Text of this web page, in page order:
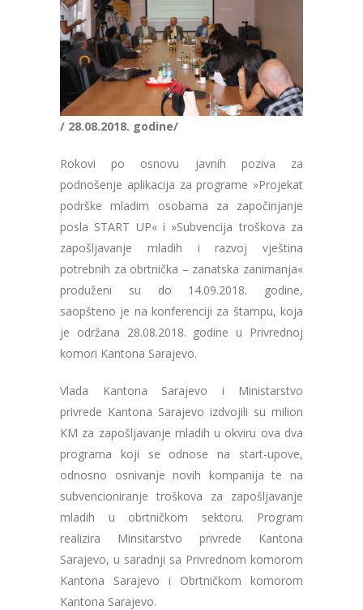
/ 28.08.2018. godine/
Rokovi po osnovu javnih poziva za
podnošenje aplikacija za programe »Projekat
podrške mladim osobama za započinjanje
posla START UP« i »Subvencija troškova za
zapošljavanje mladih i razvoj vještina
potrebnih za obrtnička – zanatska zanimanja«
produženi su do 14.09.2018. godine,
saopšteno je na konferenciji za štampu, koja
je održana 28.08.2018. godine u Privrednoj
komori Kantona Sarajevo.
Vlada Kantona Sarajevo i Ministarstvo
privrede Kantona Sarajevo izdvojili su milion
KM za zapošljavanje mladih u okviru ova dva
programa koji se odnose na start-upove,
odnosno osnivanje novih kompanija te na
subvencioniranje troškova za zapošljavanje
mladih u obrtničkom sektoru. Program
realizira Minsitarstvo privrede Kantona
Sarajevo, u saradnji sa Privrednom komorom
Kantona Sarajevo i Obrtničkom komorom
Kantona Sarajevo.